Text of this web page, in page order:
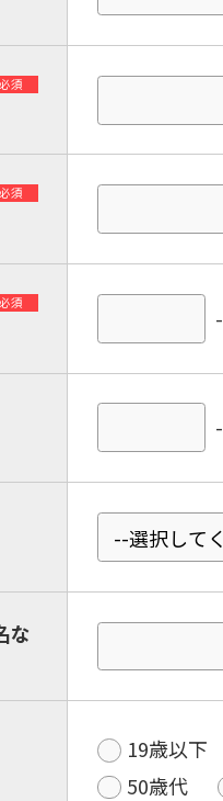
必須
必須
必須
-
-
な
19歳以下
50歳代